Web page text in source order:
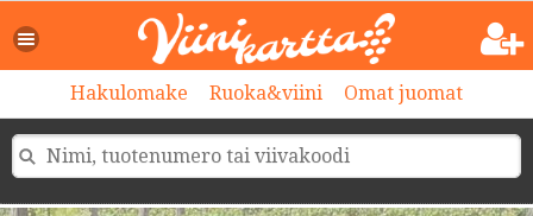
Hakulomake Ruoka&viini Omat juomat